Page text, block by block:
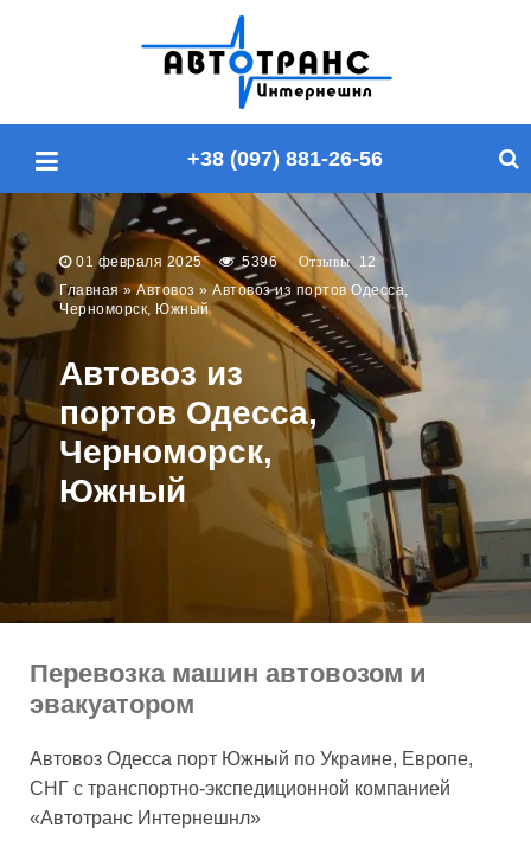
п
т
+38 (097) 881-26-56
01 февраля 2025 5396
12
Главная »Автовоз » Автовоз из портов Одесса,
Черноморск, Южный
Автовоз из
портов Одесса,
Черноморск,
Южный
Перевозка машин автовозом и
эвакуатором
Автовоз Одесса порт Южный по Украине, Европе,
СНГ с транспортно-экспедиционной компанией
«Автотранс Интернешнл»